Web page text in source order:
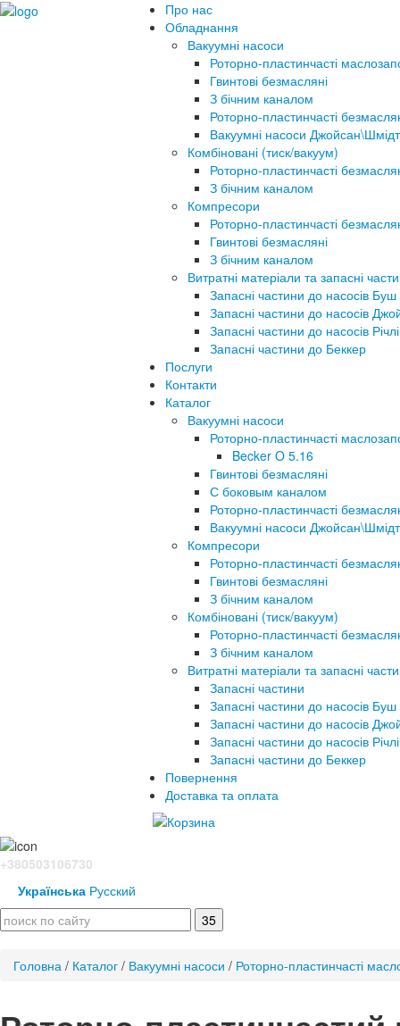
Про нас
Обладнання
Вакуумні насоси
Роторно-пластинчасті
Гвинтові безмасляні
З бічним каналом
Роторно-пластинчасті
Вакуумні насоси Джойсан\Шмідт
Комбіновані (тиск/вакуум)
Роторно-пластинчасті
З бічним каналом
Компресори
Роторно-пластинчасті
Гвинтові безмасляні
З бічним каналом
Витратні матеріали та запасні
Запасні частини до насосів Буш
Запасні частини до насосів
Запасні частини до насосів Річлі
Запасні частини до Беккер
Послуги
Контакти
Каталог
Вакуумні насоси
Роторно-пластинчасті
Becker O 5.16
Гвинтові безмасляні
С боковым каналом
Роторно-пластинчасті
Вакуумні насоси Джойсан\Шмідт
Компресори
Роторно-пластинчасті
Гвинтові безмасляні
З бічним каналом
Комбіновані (тиск/вакуум)
Роторно-пластинчасті
З бічним каналом
Витратні матеріали та запасні
Запасні частини
Запасні частини до насосів Буш
Запасні частини до насосів
Запасні частини до насосів Річлі
Запасні частини до Беккер
Повернення
Доставка та оплата
+380503106730
Українська Русский
Головна / Каталог / Вакуумні насоси / Роторно-пластинчасті